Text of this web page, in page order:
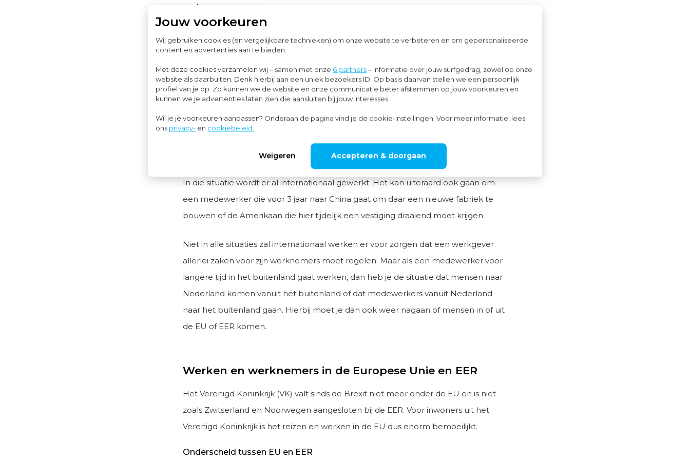
Jouw voorkeuren
Wij gebruiken cookies (en vergelijkbare technieken) om onze website te verbeteren en om gepersonaliseerde
content en advertenties aan te bieden.
Met deze cookies verzamelen wij – samen met onze 6 partners– informatie over jouw surfgedrag, zowel op onze
website als daarbuiten. Denk hierbij aan een uniek bezoekers ID. Op basis daarvan stellen we een persoonlijk
profiel van je op. Zo kunnen we de website en onze communicatie beter afstemmen op jouw voorkeuren en
kunnen we je advertenties laten zien die aansluiten bij jouw interesses.
Wil je je voorkeuren aanpassen? Onderaan de pagina vind je de cookie-instellingen. Voor meer informatie, lees
ons privacy- en cookiebeleid.
Weigeren Accepteren & doorgaan
ondernemen.
Op welke manieren kunnen werknemers internationaal
werken?
Er zijn heel veel situaties mogelijk waarbij er door werknemers internationaal
gewerkt wordt. En dat is sneller dan je denkt of in de gaten hebt. Denk maar aan
de medewerker van een loodgietersbedrijf in de grensstreek die een reparatie net
een cursus in Parijs moet volgen.
In die situatie wordt er al internationaal gewerkt. Het kan uiteraard ook gaan om
een medewerker die voor 3 jaar naar China gaat om daar een nieuwe fabriek te
bouwen of de Amerikaan die hier tijdelijk een vestiging draaiend moet krijgen.
Niet in alle situaties zal internationaal werken er voor zorgen dat een werkgever
allerlei zaken voor zijn werknemers moet regelen. Maar als een medewerker voor
langere tijd in het buitenland gaat werken, dan heb je de situatie dat mensen naar
Nederland komen vanuit het buitenland of dat medewerkers vanuit Nederland
naar het buitenland gaan. Hierbij moet je dan ook weer nagaan of mensen in of uit
de EU of EER komen.
Werken en werknemers in de Europese Unie en EER
Het Verenigd Koninkrijk (VK) valt sinds de Brexit niet meer onder de EU en is niet
zoals Zwitserland en Noorwegen aangesloten bij de EER. Voor inwoners uit het
Verenigd Koninkrijk is het reizen en werken in de EU dus enorm bemoeilijkt.
Onderscheid tussen EU en EER